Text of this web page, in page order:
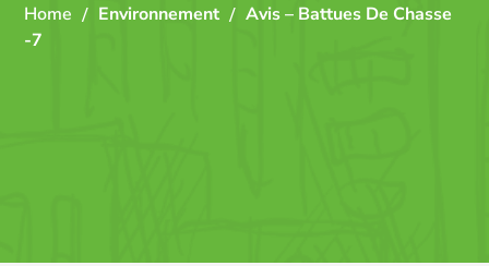
Home Environnement
Avis – Battues De Chasse
-7